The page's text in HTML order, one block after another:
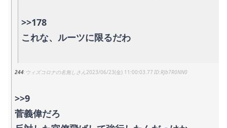
>>178
これな、ルーツに限るだわ
244 ウィズコロナの名無しさん 2023/06/23(金) 11:00:03.77 RJb7R0NN0
>>9
菅義偉だろ